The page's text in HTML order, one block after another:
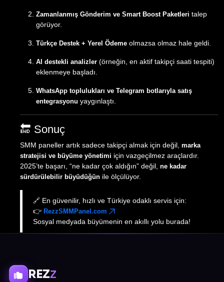
Zamanlanmış Gönderim ve Smart Boost Paketleri talep
görüyor.
Türkçe Destek + Yerel Ödeme olmazsa olmaz hale geldi.
AI destekli analizler (örneğin, en aktif takipçi saati tespiti)
eklenmeye başladı.
WhatsApp toplulukları ve Telegram botlarıyla satış
entegrasyonu yaygınlaştı.
🔚 Sonuç
SMM paneller artık sadece takipçi almak için değil, marka
stratejisi ve büyüme yönetimi için vazgeçilmez araçlardır.
2025’te başarı, “ne kadar çok aldığın” değil, ne kadar
sürdürülebilir büyüdüğün ile ölçülüyor.
🔗 En güvenilir, hızlı ve Türkiye odaklı servis için:
👉 RezzSMMPanel.com
Sosyal medyada büyümenin en akıllı yolu burada!
REZZ